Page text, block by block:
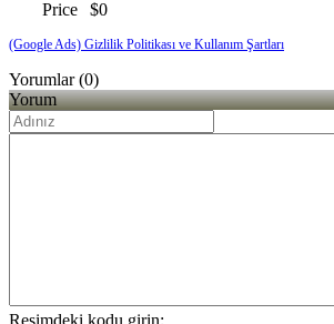
Price
$0
(Google Ads) Gizlilik Politikası ve Kullanım Şartları
Yorumlar (0)
Yorum
Resimdeki kodu girin: